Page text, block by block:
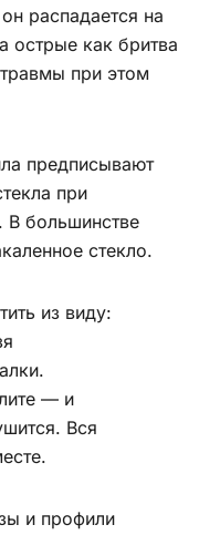
распадается на
острые как бритва
при этом
предписывают
при
В большинстве
стекло.
из виду:
— и
Вся
и профили